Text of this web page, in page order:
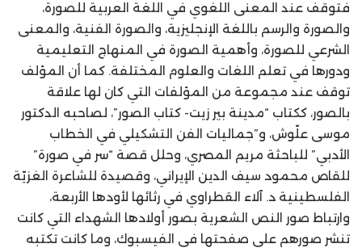
فتوقف عند المعنى اللغوي في اللغة العربية للصورة،
والصورة والرسم باللغة الإنجليزية، والصورة الفنية، والمعنى
الشرعي للصورة، وأهمية الصورة في المنهاج التعليمية
ودورها في تعلم اللغات والعلوم المختلفة. كما أن المؤلف
توقف عند مجموعة من المؤلفات التي كان لها علاقة
بالصور، ككتاب “مدينة بير زيت- كتاب الصور”، لصاحبه الدكتور
موسى علّوش، و”جماليات الفن التشكيلي في الخطاب
الأدبي” للباحثة مريم المصري، وحلل قصة “سر في صورة”
للقاص محمود سيف الدين الإيراني، وقصيدة للشاعرة الغزيّة
الفلسطينية د. آلاء القطراوي في رثائها لأودها الأربعة،
وارتباط صور النص الشعرية بصور أولادها الشهداء التي كانت
تنشر صورهم على صفحتها في الفيسبوك، وما كانت تكتبه